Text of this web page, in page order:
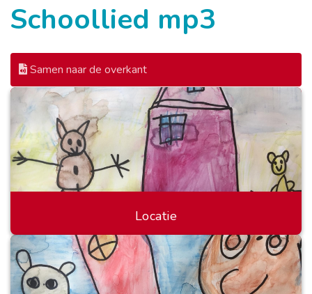
Schoollied mp3
Samen naar de overkant
Locatie